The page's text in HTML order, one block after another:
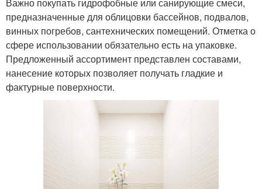
Важно покупать гидрофобные или санирующие смеси,
предназначенные для облицовки бассейнов, подвалов,
винных погребов, сантехнических помещений. Отметка о
сфере использовании обязательно есть на упаковке.
Предложенный ассортимент представлен составами,
нанесение которых позволяет получать гладкие и
фактурные поверхности.